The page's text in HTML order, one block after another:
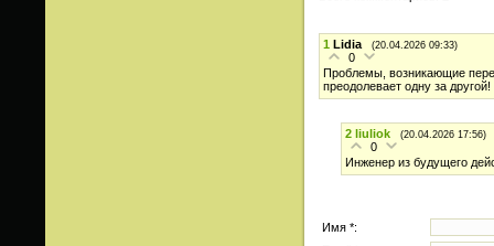
1 Lidia (20.04.2026 09:33)
0
Проблемы, возникающие
преодолевает одну за
2 liuliok (20.04.2026 17:56)
0
Инженер из будущего
Имя *: